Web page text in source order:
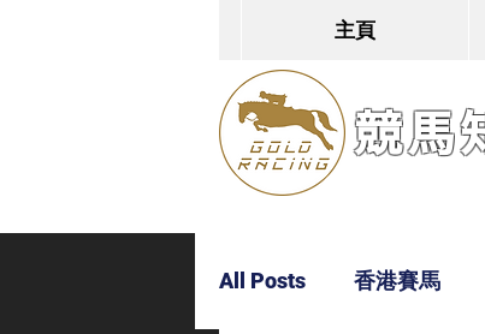
主頁
競馬
All Posts 香港賽馬